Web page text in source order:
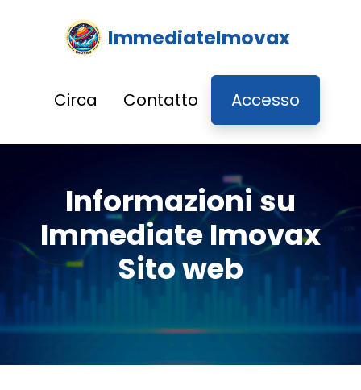
ImmediateImovax
Circa Contatto Accesso
Informazioni su
Immediate Imovax
Sito web